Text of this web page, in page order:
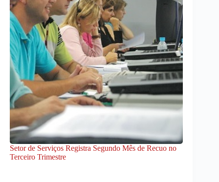
Setor de Serviços Registra Segundo Mês de Recuo no
Terceiro Trimestre